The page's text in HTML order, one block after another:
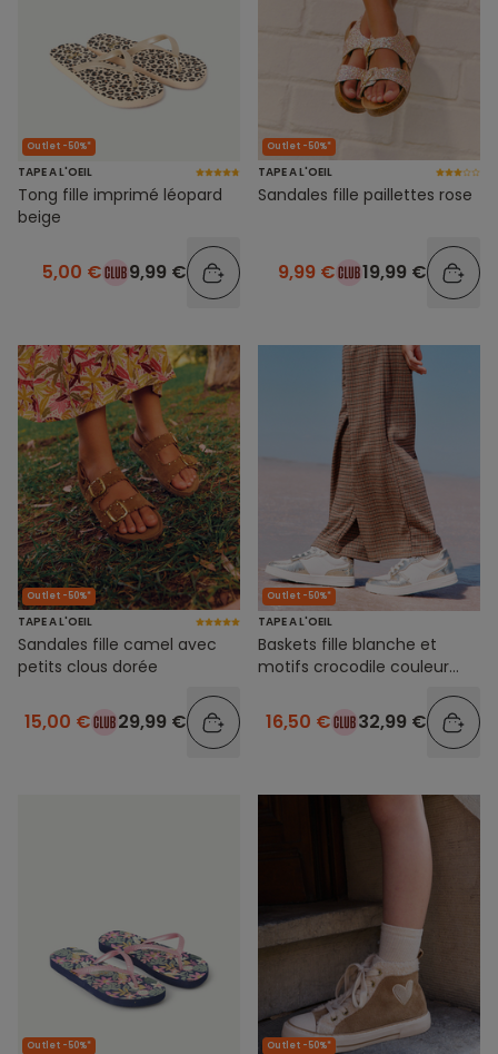
Outlet -50%*
TAPE A L'OEIL
Tong fille imprimé léopard
beige
5,00 € 9,99 €
Outlet -50%*
TAPE A L'OEIL
Sandales fille paillettes rose
9,99 € 19,99 €
Outlet -50%*
TAPE A L'OEIL
Sandales fille camel avec
petits clous dorée
15,00 € 29,99 €
Outlet -50%*
TAPE A L'OEIL
Baskets fille blanche et
motifs crocodile couleur
16,50 € 32,99 €
Outlet -50%* Outlet -50%*